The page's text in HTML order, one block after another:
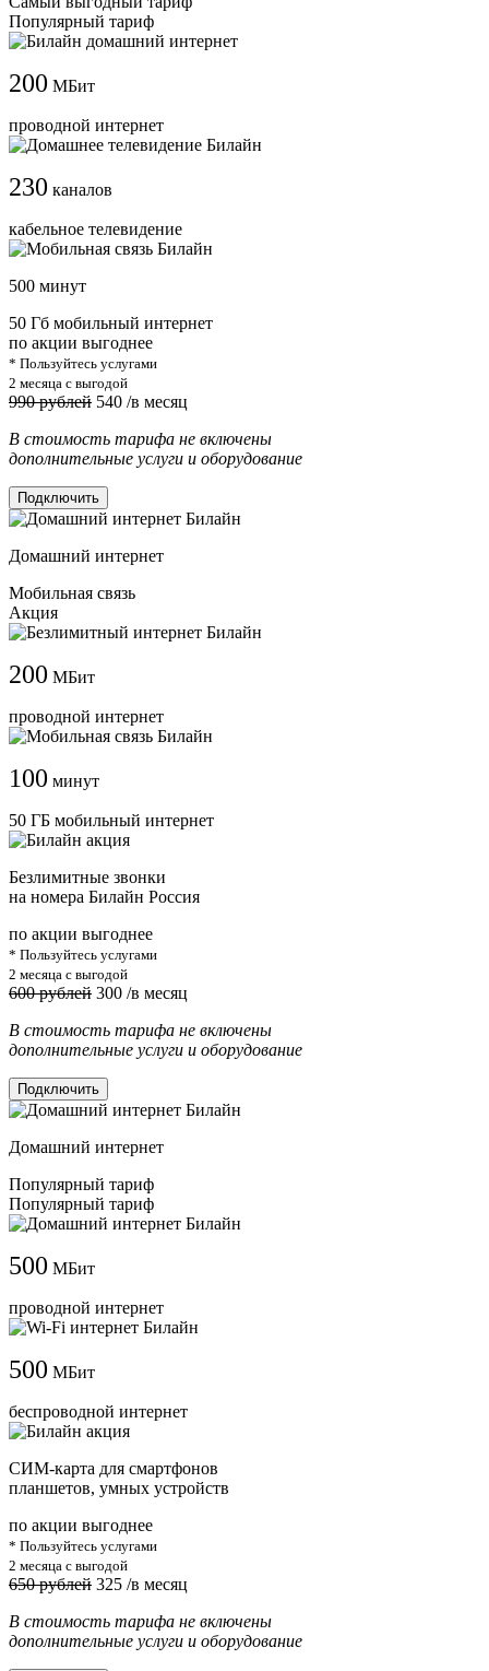
Популярный тариф
200 МБит
проводной интернет
230 каналов
кабельное телевидение
500 минут
50 Гб мобильный интернет
по акции выгоднее
* Пользуйтесь услугами
2 месяца с выгодой
990 рублей 540 /в месяц
В стоимость тарифа не включены
дополнительные услуги и оборудование
Подключить
Домашний интернет
Мобильная связь
Акция
200 МБит
проводной интернет
100 минут
50 ГБ мобильный интернет
Безлимитные звонки
на номера Билайн Россия
по акции выгоднее
* Пользуйтесь услугами
2 месяца с выгодой
600 рублей 300 /в месяц
В стоимость тарифа не включены
дополнительные услуги и оборудование
Подключить
Домашний интернет
Популярный тариф
Популярный тариф
500 МБит
проводной интернет
500 МБит
беспроводной интернет
СИМ-карта для смартфонов
планшетов, умных устройств
по акции выгоднее
* Пользуйтесь услугами
2 месяца с выгодой
650 рублей 325 /в месяц
В стоимость тарифа не включены
дополнительные услуги и оборудование